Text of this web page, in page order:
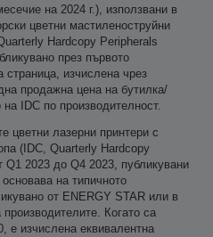
на 2024 г.), използвани в
цветни мастиленоструйни
Hardcopy Peripherals
през първото
страница, изчислена чрез
продажна цена на бутилка/
IDC по производителност.
цветни лазерни принтери с
(IDC, Quarterly Hardcopy
Q1 2023 до Q4 2023, публикувани
на типичното
от ENERGY STAR или в
Когато са
е изчислена еквивалентна